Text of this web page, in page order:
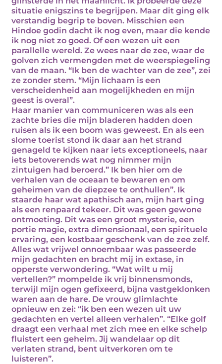
situatie enigszins te begrijpen. Maar dit ging elk
verstandig begrip te boven. Misschien een
Hindoe godin dacht ik nog even, maar die kende
ik nog niet zo goed. Of een wezen uit een
parallelle wereld. Ze wees naar de zee, waar de
golven zich vermengden met de weerspiegeling
van de maan. “Ik ben de wachter van de zee”, zei
ze zonder stem. “Mijn lichaam is een
verscheidenheid aan mogelijkheden en mijn
geest is overal”.
Haar manier van communiceren was als een
zachte bries die mijn bladeren hadden doen
ruisen als ik een boom was geweest. En als een
slome toerist stond ik daar aan het strand
genageld te kijken naar iets exceptioneels, naar
iets betoverends wat nog nimmer mijn
zintuigen had beroerd.” Ik ben hier om de
verhalen van de oceaan te bewaren en om
geheimen van de diepzee te onthullen”. Ik
staarde haar wat apathisch aan, mijn hart ging
als een renpaard tekeer. Dit was geen gewone
ontmoeting. Dit was een groot mysterie, een
portie magie, extra dimensionaal, een spirituele
ervaring, een kostbaar geschenk van de zee zelf.
Alles wat vrijwel onnoembaar was passeerde
mijn gedachten en bracht mij in extase, in
opperste verwondering. “Wat wilt u mij
vertellen?” mompelde ik vrij binnensmonds,
terwijl mijn ogen gefixeerd, bijna vastgeklonken
waren aan de hare. De vrouw glimlachte
opnieuw en zei: “ik ben een wezen uit uw
gedachten en vertel alleen verhalen”. “Elke golf
draagt een verhaal met zich mee en elke schelp
fluistert een geheim. Jij wandelaar op dit
verlaten strand, bent uitverkoren om te
luisteren”.